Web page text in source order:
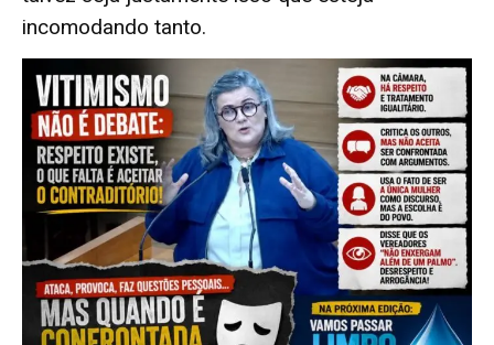
incomodando tanto.